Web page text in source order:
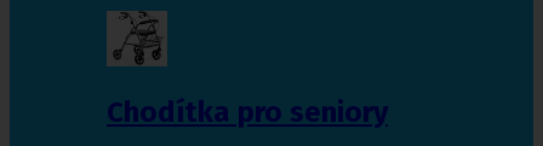
Chodítka pro seniory